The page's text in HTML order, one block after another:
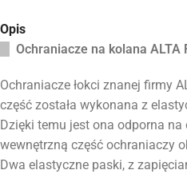
Opis
Ochraniacze na kolana ALTA
Ochraniacze łokci znanej firmy
część została wykonana z
Dzięki temu jest ona odporna
wewnętrzną część ochraniaczy
Dwa elastyczne paski, z